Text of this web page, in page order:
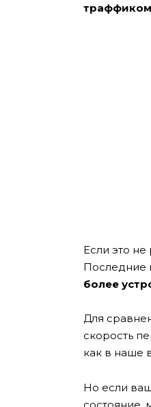
траффиком
Если это
Последние
более
Для
скорость
как в наше
Но если